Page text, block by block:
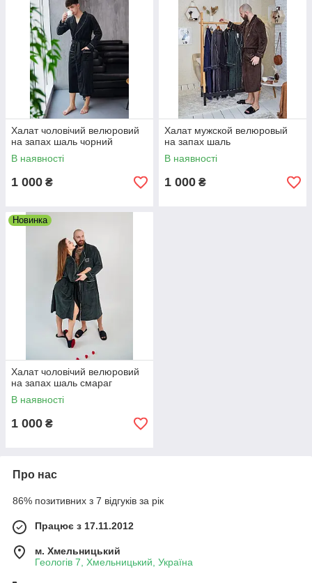
Халат чоловічий велюровий
на запах шаль чорний
В наявності
1 000 ₴
Халат мужской велюровый
на запах шаль
В наявності
1 000 ₴
Новинка
Халат чоловічий велюровий
на запах шаль смараг
В наявності
1 000 ₴
Про нас
86% позитивних з 7 відгуків за рік
Працює з 17.11.2012
м. Хмельницький
Геологів 7, Хмельницький, Україна